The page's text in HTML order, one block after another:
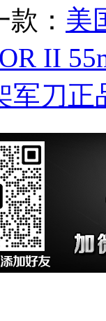
： 美
II
军刀正